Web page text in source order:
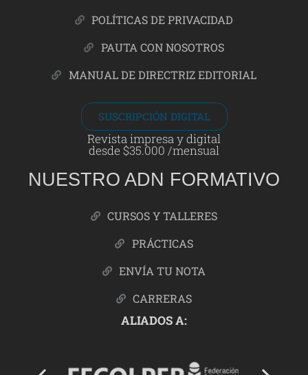
POLÍTICAS DE PRIVACIDAD
PAUTA CON NOSOTROS
MANUAL DE DIRECTRIZ EDITORIAL
SUSCRIPCIÓN DIGITAL
Revista impresa y digital
desde $35.000 /mensual
NUESTRO ADN FORMATIVO
CURSOS Y TALLERES
PRÁCTICAS
ENVÍA TU NOTA
CARRERAS
ALIADOS A: